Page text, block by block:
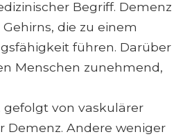
Begriff. Demenz
die zu einem
führen. Darüber
Menschen zunehmend,
gefolgt von vaskulärer
Demenz. Andere weniger